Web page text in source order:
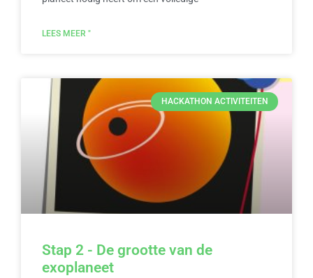
LEES MEER "
HACKATHON ACTIVITEITEN
Stap 2 - De grootte van de
exoplaneet